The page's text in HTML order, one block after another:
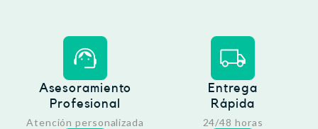
Asesoramiento
Profesional
Atención personalizada
Entrega
Rápida
24/48 horas